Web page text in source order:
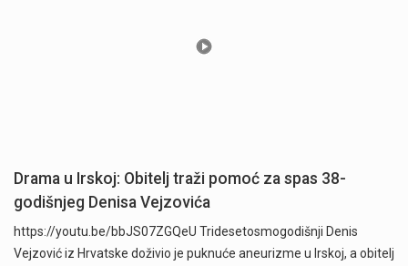
Drama u Irskoj: Obitelj traži pomoć za spas 38-
godišnjeg Denisa Vejzovića
https://youtu.be/bbJS07ZGQeU Tridesetosmogodišnji Denis
Vejzović iz Hrvatske doživio je puknuće aneurizme u Irskoj, a obitelj